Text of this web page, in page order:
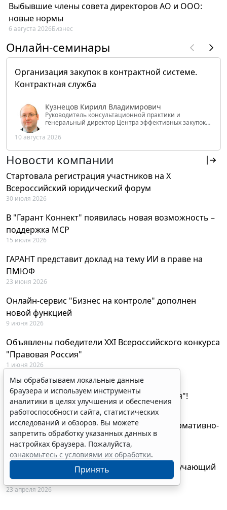
Выбывшие члены совета директоров АО и ООО:
новые нормы
6 августа 2026Бизнес
Онлайн-семинары
Организация закупок в контрактной системе.
Контрактная служба
Кузнецов Кирилл Владимирович
Руководитель консультационной практики и
генеральный директор Центра эффективных закупок
РФ
10 августа 2026
Новости компании
Стартовала регистрация участников на X
Всероссийский юридический форум
30 июля 2026
В "Гарант Коннект" появилась новая возможность –
поддержка MCP
15 июля 2026
ГАРАНТ представит доклад на тему ИИ в праве на
ПМЮФ
23 июня 2026
Онлайн-сервис "Бизнес на контроле" дополнен
новой функцией
9 июня 2026
Объявлены победители XXI Всероссийского конкурса
"Правовая Россия"
1 июня 2026
29 мая будут объявлены лауреаты XXI
Всероссийского конкурса "Правовая Россия"!
27 мая 2026
AI-ассистент Искра теперь анализирует нормативно-
техническую документацию
28 апреля 2026
"ГАРАНТ Электронный экспресс" провел обучающий
вебинар по работе с AI-ассистентом Искра
23 апреля 2026
Мы обрабатываем локальные данные
браузера и используем инструменты
аналитики в целях улучшения и обеспечения
работоспособности сайта, статистических
исследований и обзоров. Вы можете
запретить обработку указанных данных в
настройках браузера. Пожалуйста,
ознакомьтесь с условиями их обработки.
Принять